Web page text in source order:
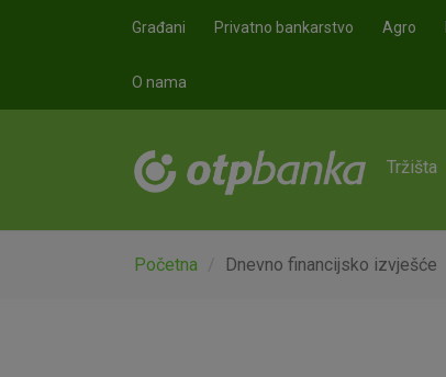
Građani Privatno bankarstvo Agro
O nama
Tržišta
Početna Dnevno financijsko izvješće